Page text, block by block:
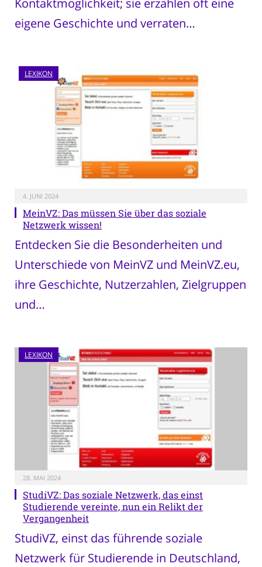
eigene Geschichte und verraten…
LEXIKON
4. JUNI 2024
MeinVZ: Das müssen Sie über das soziale
Netzwerk wissen!
Entdecken Sie die Besonderheiten und
Unterschiede von MeinVZ und MeinVZ.eu,
ihre Geschichte, Nutzerzahlen, Zielgruppen
und…
LEXIKON
28. MAI 2024
StudiVZ: Das soziale Netzwerk, das einst
Studierende vereinte, nun ein Relikt der
Vergangenheit
StudiVZ, einst das führende soziale
Netzwerk für Studierende in Deutschland,